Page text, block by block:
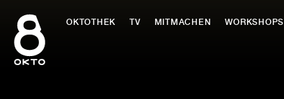
Inhalt
springen
OKTOTHEK TV MITMACHEN WORKSHOPS